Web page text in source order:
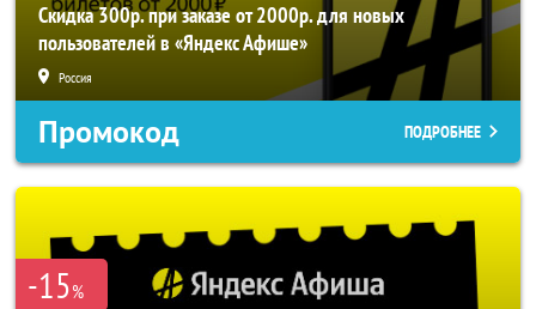
Скидка 300р. при заказе от 2000р. для новых
пользователей в «Яндекс Афише»
Россия
Промокод ПОДРОБНЕЕ
-15%